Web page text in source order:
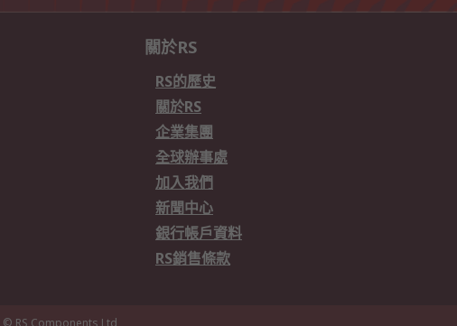
關於RS
RS的歷史
關於RS
企業集團
全球辦事處
加入我們
新聞中心
銀行帳戶資料
RS銷售條款